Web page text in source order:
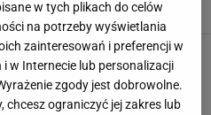
31 MAJA 2025, 11:44
warg rozszyfrowała słowa
Nie uwierzycie, co powiedziała
29 MAJA 2025, 16:43
w tych plikach do celów
na potrzeby wyświetlania
zainteresowań i preferencji w
w Internecie lub personalizacji
zgody jest dobrowolne.
chcesz ograniczyć jej zakres lub